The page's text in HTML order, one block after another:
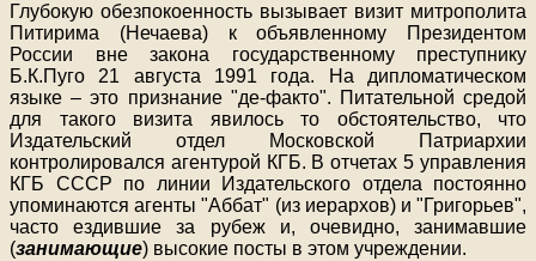
Глубокую обезпокоенность вызывает визит митрополита
Питирима (Нечаева) к объявленному Президентом
России вне закона государственному преступнику
Б.К.Пуго 21 августа 1991 года. На дипломатическом
языке – это признание "де-факто". Питательной средой
для такого визита явилось то обстоятельство, что
Издательский отдел Московской Патриархии
контролировался агентурой КГБ. В отчетах 5 управления
КГБ СССР по линии Издательского отдела постоянно
упоминаются агенты "Аббат" (из иерархов) и "Григорьев",
часто ездившие за рубеж и, очевидно, занимавшие
(занимающие) высокие посты в этом учреждении.